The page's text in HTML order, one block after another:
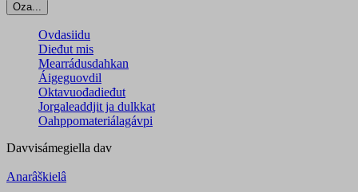
Oza...
Ovdasiidu
Dieđut mis
Mearrádusdahkan
Áigeguovdil
Oktavuođadieđut
Jorgaleaddjit ja dulkkat
Oahppomateriálagávpi
Davvisámegiella dav
Anarâškielâ